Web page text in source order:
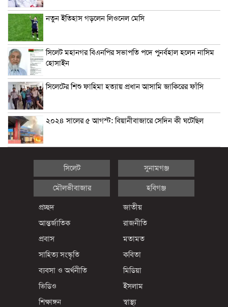
নতুন ইতিহাস গড়লেন লিওনেল মেসি
সিলেট মহানগর বিএনপির সভাপতি পদে পুনর্বহাল হলেন নাসিম
হোসাইন
সিলেটের শিশু ফাহিমা হত্যায় প্রধান আসামি জাকিরের ফাঁসি
২০২৪ সালের ৫ আগস্ট: বিয়ানীবাজারে সেদিন কী ঘটেছিল
সিলেট সুনামগঞ্জ
মৌলভীবাজার হবিগঞ্জ
প্রচ্ছদ
জাতীয়
আন্তর্জাতিক
রাজনীতি
প্রবাস
মতামত
সাহিত্য সংস্কৃতি
কবিতা
ব্যবসা ও অর্থনীতি
মিডিয়া
ভিডিও
ইসলাম
শিক্ষাঙ্গন
স্বাস্থ্য